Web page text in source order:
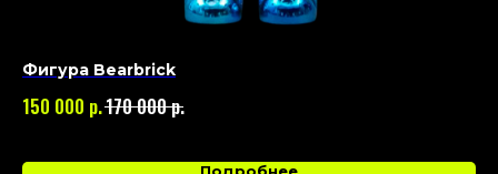
Фигура Bearbrick
150 000 р.170 000р.
Подробнее